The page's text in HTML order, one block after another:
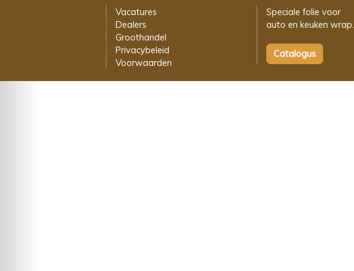
Vacatures
Dealers
Groothandel
Privacybeleid
Voorwaarden
Speciale folie voor
auto en keuken wrap.